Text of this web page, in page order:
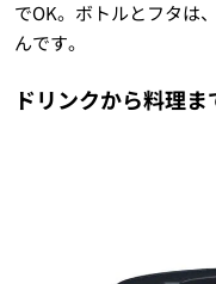
でOK。ボトルとフタは
んです。
ドリンクから料理